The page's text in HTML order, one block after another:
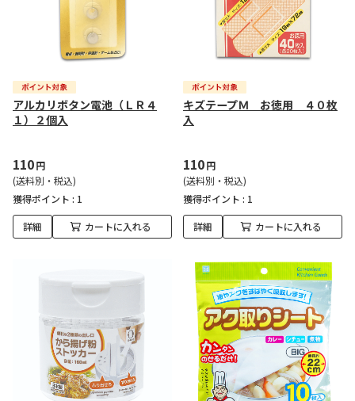
アルカリボタン電池（ＬＲ４
１）２個入
110円
(送料別・税込)
獲得ポイント : 1
詳細 カートに入れる
キズテープＭ お徳用 ４０枚
入
110円
(送料別・税込)
獲得ポイント : 1
詳細 カートに入れる